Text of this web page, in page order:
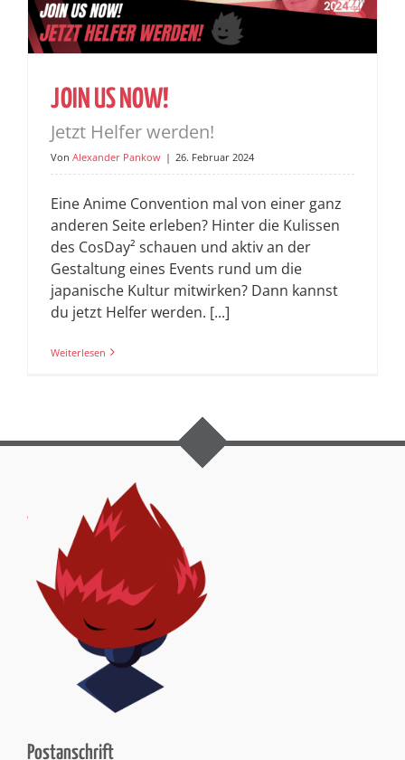
JOIN US NOW!
Jetzt Helfer werden!
Von Alexander Pankow | 26. Februar 2024
Eine Anime Convention mal von einer ganz
anderen Seite erleben? Hinter die Kulissen
des CosDay² schauen und aktiv an der
Gestaltung eines Events rund um die
japanische Kultur mitwirken? Dann kannst
du jetzt Helfer werden. [...]
Weiterlesen
Postanschrift